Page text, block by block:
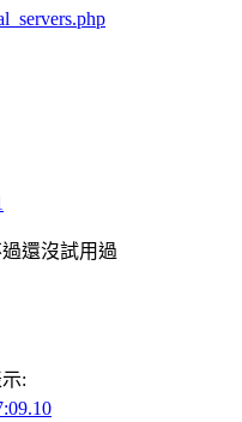
還沒試用過
: